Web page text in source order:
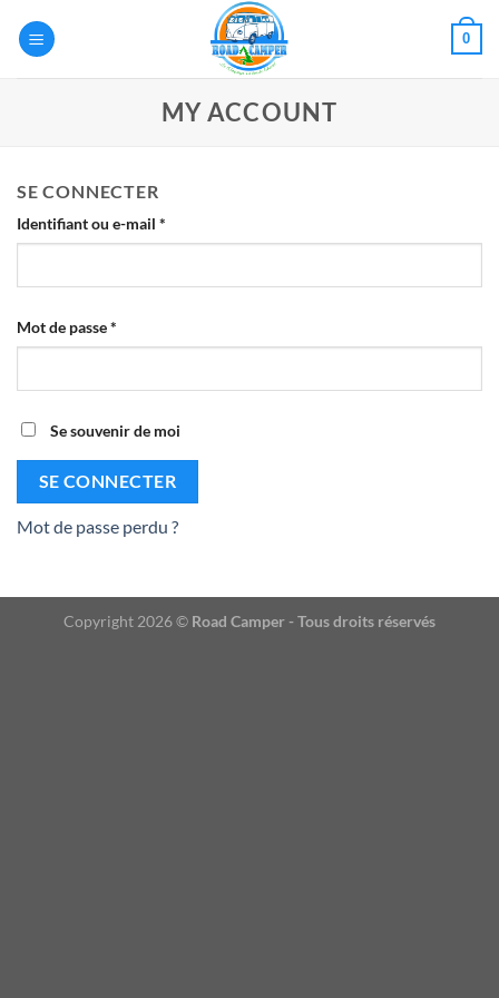
0
MY ACCOUNT
SE CONNECTER
Identifiant ou e-mail *
Mot de passe*
Se souvenir de moi
SE CONNECTER
Mot de passe perdu ?
Copyright 2026 © Road Camper - Tous droits réservés